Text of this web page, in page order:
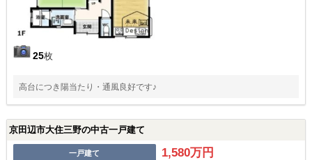
25枚
高台につき陽当たり・通風良好です♪
京田辺市大住三野の中古一戸建て
一戸建て 1,580万円